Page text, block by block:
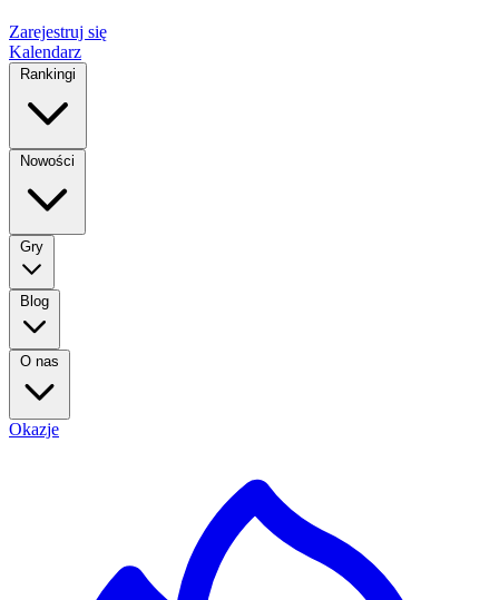
Zarejestruj się
Kalendarz
Rankingi
Nowości
Gry
Blog
O nas
Okazje